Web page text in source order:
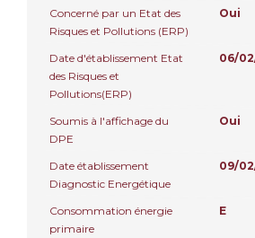
Concerné par un Etat des
Risques et Pollutions (ERP)
Oui
Date d'établissement Etat
des Risques et
Pollutions(ERP)
06/
Soumis à l'affichage du
DPE
Oui
Date établissement
Diagnostic Energétique
09/
Consommation énergie
primaire
E